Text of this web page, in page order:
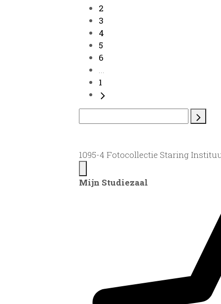
2
3
4
5
6
...
1
1095-4 Fotocollectie Staring
Mijn Studiezaal